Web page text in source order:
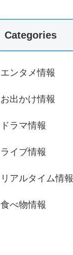
Categories
エンタメ情報
お出かけ情報
ドラマ情報
ライブ情報
リアルタイム情報
食べ物情報